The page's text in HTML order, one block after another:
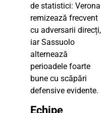
de statistici: Verona
remizează frecvent
cu adversarii direcți,
iar Sassuolo
alternează
perioadele foarte
bune cu scăpări
defensive evidente.
Echipe